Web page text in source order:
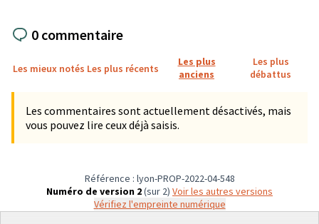
0 commentaire
Les mieux notés Les plus récents
Les plus
anciens
Les plus
débattus
Les commentaires sont actuellement désactivés, mais
vous pouvez lire ceux déjà saisis.
Référence : lyon-PROP-2022-04-548
Numéro de version 2(sur 2)
voir les autres versions
Vérifiez l'empreinte numérique